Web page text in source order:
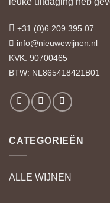
+31 (0)6 209 395 07
info@nieuwewijnen.nl
KVK: 90700465
BTW: NL865418421B01
CATEGORIEËN
ALLE WIJNEN